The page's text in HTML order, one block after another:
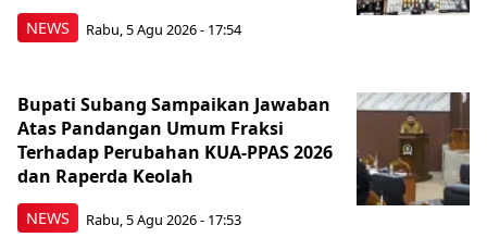
NEWS Rabu, 5 Agu 2026 - 17:54
NEWS
Bupati Subang Sampaikan Jawaban
Atas Pandangan Umum Fraksi
Terhadap Perubahan KUA-PPAS 2026
dan Raperda Keolah
Rabu, 5 Agu 2026 - 17:53